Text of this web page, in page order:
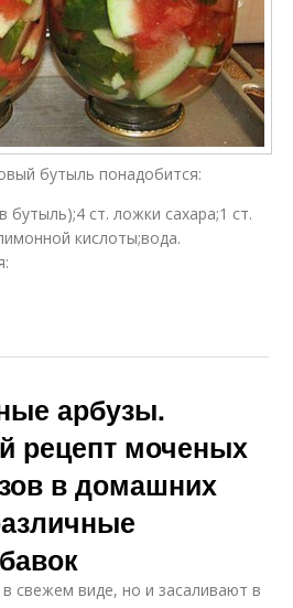
бутыль понадобится:
бутыль);4 ст. ложки сахара;1 ст.
кислоты;вода.
арбузы.
рецепт моченых
в домашних
свежем виде, но и засаливают в